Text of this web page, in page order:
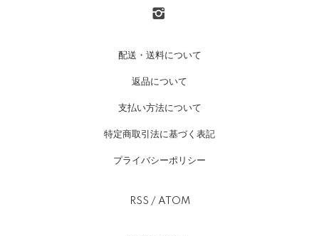
配送・送料について
返品について
支払い方法について
特定商取引法に基づく表記
プライバシーポリシー
RSS / ATOM